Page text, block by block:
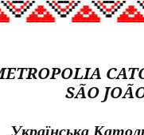
SÃO
Українська